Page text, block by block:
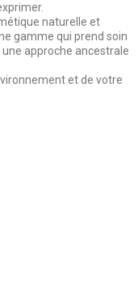
naturelle et
gamme qui prend soin
approche ancestrale
et de votre